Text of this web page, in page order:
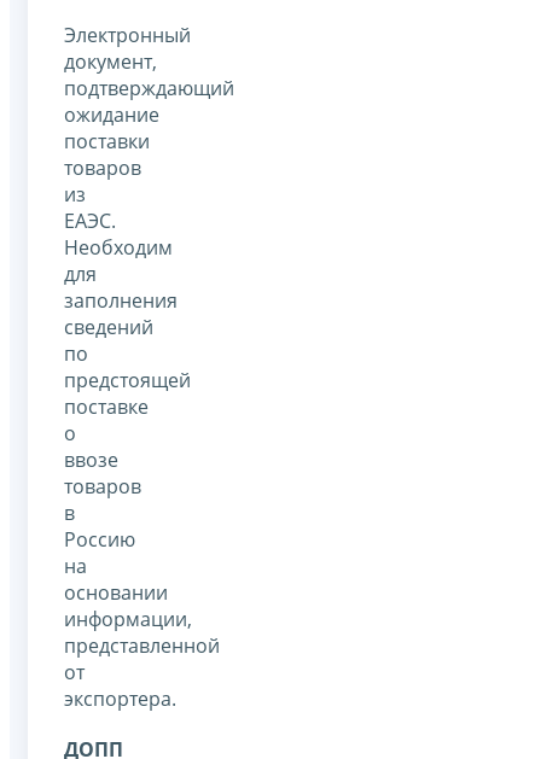
Электронный
документ,
подтверждающий
ожидание
поставки
товаров
из
ЕАЭС.
Необходим
для
заполнения
сведений
по
предстоящей
поставке
о
ввозе
товаров
в
Россию
на
основании
информации,
представленной
от
экспортера.
ДОПП